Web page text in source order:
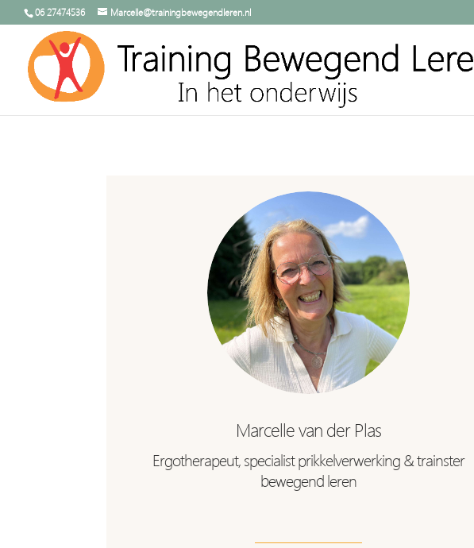
06 27474536 Marcelle@trainingbewegendleren.nl
Marcelle van der Plas
Ergotherapeut, specialist prikkelverwerking & trainster
bewegend leren